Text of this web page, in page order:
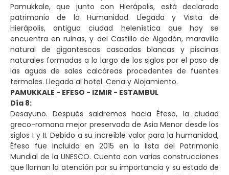
Pamukkale, que junto con Hierápolis, está declarado
patrimonio de la Humanidad. Llegada y Visita de
Hierápolis, antigua ciudad helenística que hoy se
encuentra en ruinas, y del Castillo de Algodón, maravilla
natural de gigantescas cascadas blancas y piscinas
naturales formadas a lo largo de los siglos por el paso de
las aguas de sales calcáreas procedentes de fuentes
termales. Llegada al hotel. Cena y Alojamiento.
PAMUKKALE - EFESO - IZMIR - ESTAMBUL
Día 8:
Desayuno. Después saldremos hacia Éfeso, la ciudad
greco-romana mejor preservada de Asia Menor desde los
siglos I y II. Debido a su increíble valor para la humanidad,
Éfeso fue incluida en 2015 en la lista del Patrimonio
Mundial de la UNESCO. Cuenta con varias construcciones
que llaman la atención por su importancia y su estado de